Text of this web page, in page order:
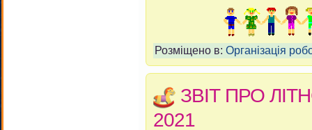
Розміщено в: Організація
ЗВІТ ПРО
2021